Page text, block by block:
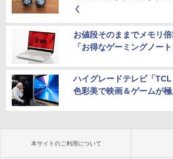
く
お値段そのままでメモリ
「お得なゲーミングノート
ハイグレードテレビ「
色彩美で映画＆ゲームが
本サイトのご利用について